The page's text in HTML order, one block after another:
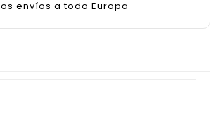
envíos a todo Europa